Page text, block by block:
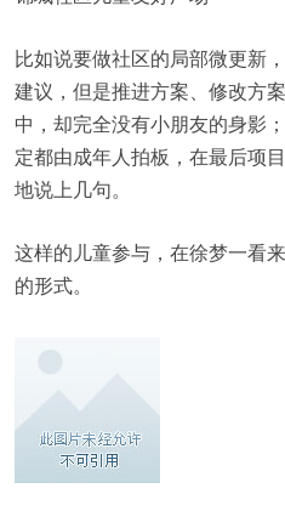
比如说要做社区的局部微更新
建议，但是推进方案、修改方
中，却完全没有小朋友的身影
定都由成年人拍板，在最后项
地说上几句。
这样的儿童参与，在徐梦一看
的形式。